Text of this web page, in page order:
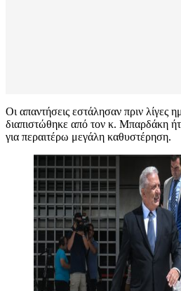
Οι απαντήσεις εστάλησαν πριν λίγες
διαπιστώθηκε από τον κ. Μπαρδάκη
για περαιτέρω μεγάλη καθυστέρηση.